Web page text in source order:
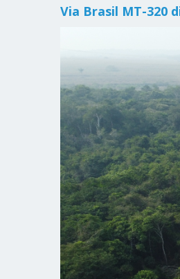
Via Brasil MT-320